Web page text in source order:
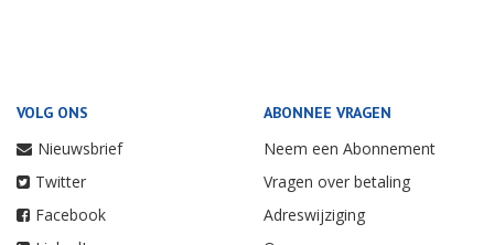
VOLG ONS
Nieuwsbrief
Twitter
Facebook
ABONNEE VRAGEN
Neem een Abonnement
Vragen over betaling
Adreswijziging